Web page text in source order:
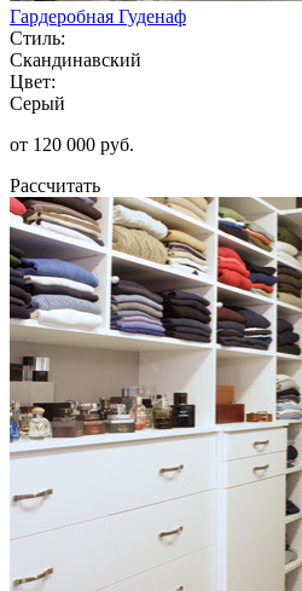
Гардеробная Гуденаф
Стиль:
Скандинавский
Цвет:
Серый
от 120 000 руб.
Рассчитать